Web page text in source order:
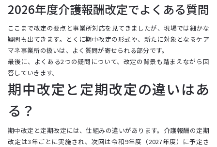
2026年度介護報酬改定でよくある質問
ここまで改定の要点と事業所対応を見てきましたが、現場では細かな
疑問も出てきます。とくに期中改定の形式や、新たに対象となるケア
マネ事業所の扱いは、よく質問が寄せられる部分です。
最後に、よくある2つの疑問について、改定の背景も踏まえながら回
答していきます。
期中改定と定期改定の違いはあ
る？
期中改定と定期改定には、仕組みの違いがあります。介護報酬の定期
改定は3年ごとに実施され、次回は令和9年度（2027年度）に予定さ